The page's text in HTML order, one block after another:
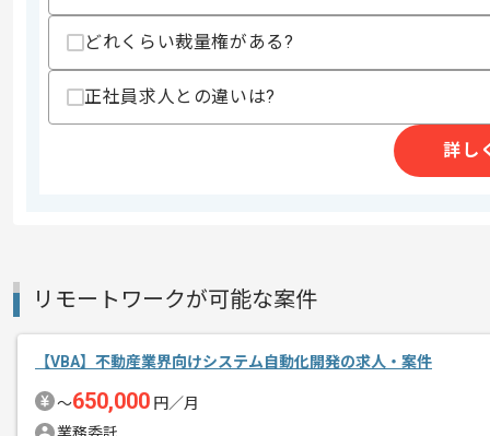
エージェントからのコ
メント
VBAのスキルを伸ばしていきたい方に
どれくらい裁量権がある?
正社員求人との違いは?
詳し
リモートワークが可能な案件
【VBA】不動産業界向けシステム自動化開発の求人・案件
〜650,000 円／月